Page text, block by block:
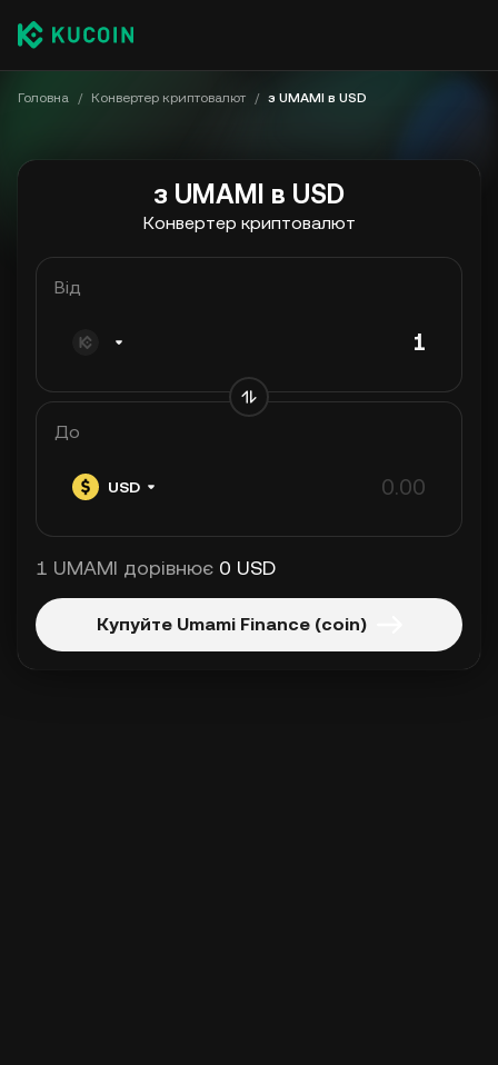
Головна / Конвертер криптовалют / з UMAMI в USD
з UMAMI в USD
Конвертер криптовалют
Від
До
USD
1 UMAMI дорівнює 0 USD
Купуйте Umami Finance (coin)